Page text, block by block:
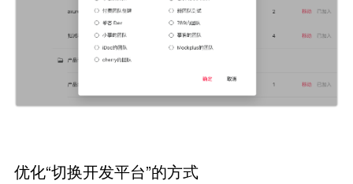
优化“切换开发平台”的方式